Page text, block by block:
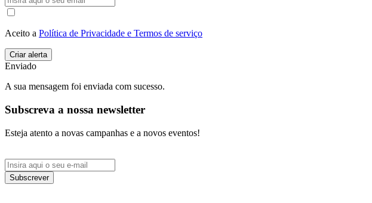
Aceito a Política de Privacidade e Termos de serviço
Enviado
A sua mensagem foi enviada com sucesso.
Subscreva a nossa newsletter
Esteja atento a novas campanhas e a novos eventos!